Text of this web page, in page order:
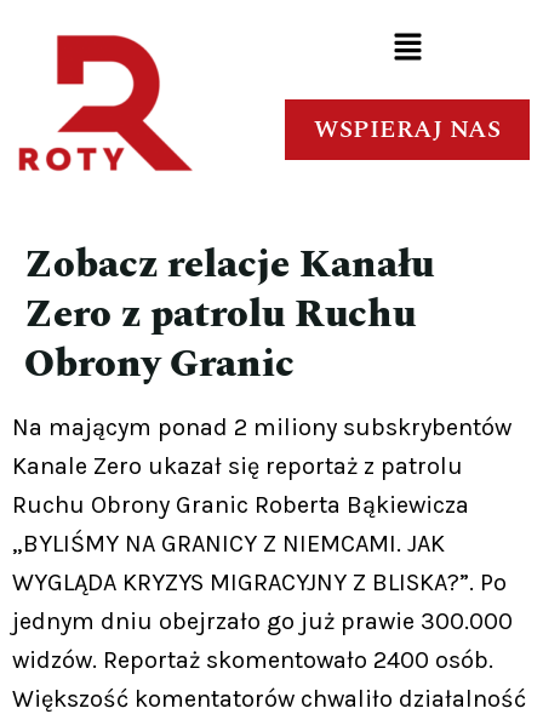
WSPIERAJ NAS
Zobacz relacje Kanału
Zero z patrolu Ruchu
Obrony Granic
Na mającym ponad 2 miliony subskrybentów
Kanale Zero ukazał się reportaż z patrolu
Ruchu Obrony Granic Roberta Bąkiewicza
„BYLIŚMY NA GRANICY Z NIEMCAMI. JAK
WYGLĄDA KRYZYS MIGRACYJNY Z BLISKA?”. Po
jednym dniu obejrzało go już prawie 300.000
widzów. Reportaż skomentowało 2400 osób.
Większość komentatorów chwaliło działalność